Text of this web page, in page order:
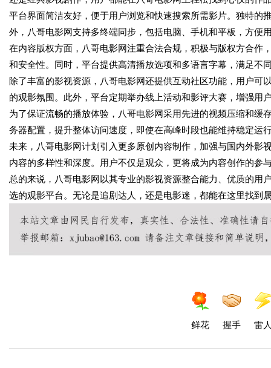
平台界面简洁友好，便于用户浏览和快速搜索所需影片。独特的
外，八哥电影网支持多终端同步，包括电脑、手机和平板，方便
在内容版权方面，八哥电影网注重合法合规，积极与版权方合作
和安全性。同时，平台提供高清播放选项和多语言字幕，满足不
除了丰富的影视资源，八哥电影网还提供互动社区功能，用户
的观影氛围。此外，平台定期举办线上活动和影评大赛，增强用
为了保证流畅的播放体验，八哥电影网采用先进的视频压缩和
务器配置，提升整体访问速度，即使在高峰时段也能维持稳定运
未来，八哥电影网计划引入更多原创内容制作，加强与国内外影
内容的多样性和深度。用户不仅是观众，更将成为内容创作的参
总的来说，八哥电影网以其专业的影视资源整合能力、优质的
选的观影平台。无论是追剧达人，还是电影迷，都能在这里找到
鲜花 握手 雷